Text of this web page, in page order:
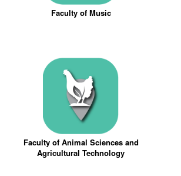
Faculty of Music
Faculty of Animal Sciences and
Agricultural Technology